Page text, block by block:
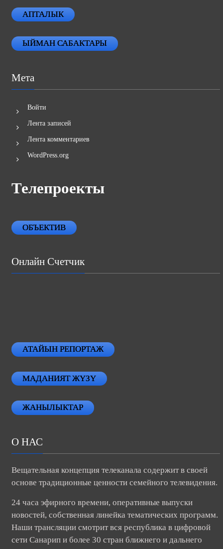
Мета
Телепроекты
Онлайн Счетчик
О НАС
Вещательная концепция телеканала содержит в своей
24 часа эфирного времени, оперативные выпуски
новостей, собственная линейка тематических программ.
Наши трансляции смотрит вся республика в цифровой